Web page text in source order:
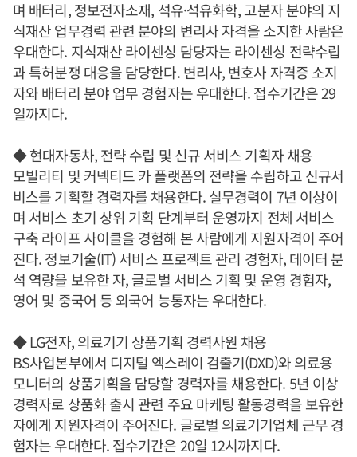
며 배터리, 정보전자소재, 석유·석유화학, 고분자 분야의 지
식재산 업무경력 관련 분야의 변리사 자격을 소지한 사람은
우대한다. 지식재산 라이센싱 담당자는 라이센싱 전략수립
과 특허분쟁 대응을 담당한다. 변리사, 변호사 자격증 소지
자와 배터리 분야 업무 경험자는 우대한다. 접수기간은 29
일까지다.
◆ 현대자동차, 전략 수립 및 신규 서비스 기획자 채용
모빌리티 및 커넥티드 카 플랫폼의 전략을 수립하고 신규서
비스를 기획할 경력자를 채용한다. 실무경력이 7년 이상이
며 서비스 초기 상위 기획 단계부터 운영까지 전체 서비스
구축 라이프 사이클을 경험해 본 사람에게 지원자격이 주어
진다. 정보기술(IT) 서비스 프로젝트 관리 경험자, 데이터 분
석 역량을 보유한 자, 글로벌 서비스 기획 및 운영 경험자,
영어 및 중국어 등 외국어 능통자는 우대한다.
◆ LG전자, 의료기기 상품기획 경력사원 채용
BS사업본부에서 디지털 엑스레이 검출기(DXD)와 의료용
모니터의 상품기획을 담당할 경력자를 채용한다. 5년 이상
경력자로 상품화 출시 관련 주요 마케팅 활동경력을 보유한
자에게 지원자격이 주어진다. 글로벌 의료기기업체 근무 경
험자는 우대한다. 접수기간은 20일 12시까지다.